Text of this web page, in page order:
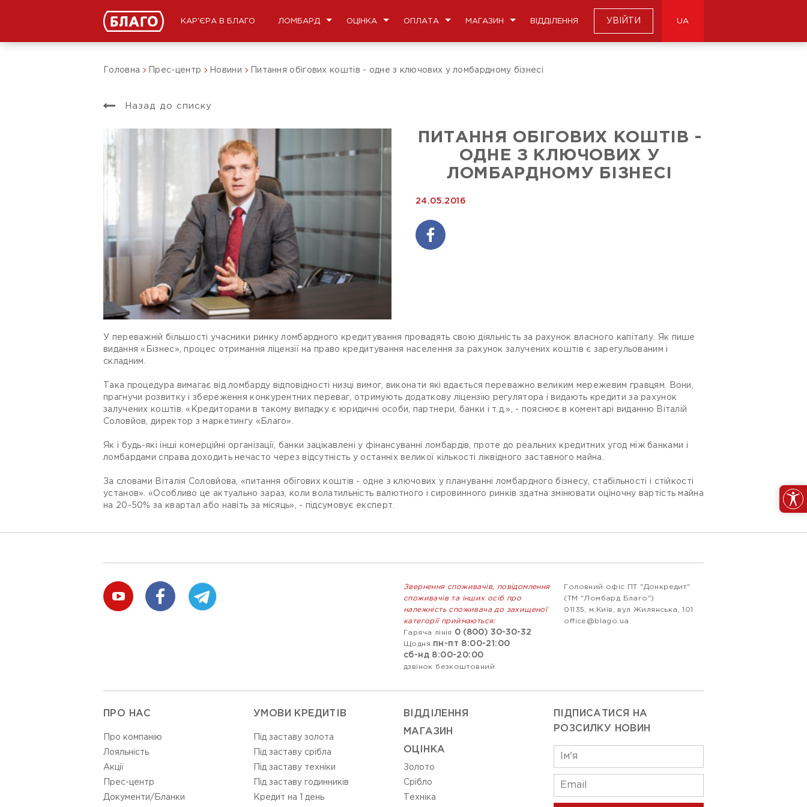
КАР'ЄРА В БЛАГО ЛОМБАРД ОЦІНКА ОПЛАТА МАГАЗИН ВІДДІЛЕННЯ УВІЙТИ UA
Головна Прес-центр Новини Питання обігових коштів - одне з ключових у ломбардному бізнесі
Назад до списку
ПИТАННЯ ОБІГОВИХ КОШТІВ -
ОДНЕ З КЛЮЧОВИХ У
ЛОМБАРДНОМУ БІЗНЕСІ
24.05.2016
У переважній більшості учасники ринку ломбардного кредитування провадять свою діяльність за рахунок власного капіталу. Як пише
видання «Бізнес», процес отримання ліцензії на право кредитування населення за рахунок залучених коштів є зарегульованим і
складним.
Така процедура вимагає від ломбарду відповідності низці вимог, виконати які вдається переважно великим мережевим гравцям. Вони,
прагнучи розвитку і збереження конкурентних переваг, отримують додаткову ліцензію регулятора і видають кредити за рахунок
залучених коштів. «Кредиторами в такому випадку є юридичні особи, партнери, банки і т.д.», - пояснює в коментарі виданню Віталій
Соловйов, директор з маркетингу «Благо».
Як і будь-які інші комерційні організації, банки зацікавлені у фінансуванні ломбардів, проте до реальних кредитних угод між банками і
ломбардами справа доходить нечасто через відсутність у останніх великої кількості ліквідного заставного майна.
За словами Віталія Соловйова, «питання обігових коштів - одне з ключових у плануванні ломбардного бізнесу, стабільності і стійкості
установ». «Особливо це актуально зараз, коли волатильність валютного і сировинного ринків здатна змінювати оціночну вартість майна
на 20-50% за квартал або навіть за місяць», - підсумовує експерт.
Звернення споживачів, повідомлення
споживачів та інших осіб про
належність споживача до захищеної
категорії приймаються:
Гаряча лінія
0 (800) 30-30-32
Щодня пн-пт 8:00-21:00
сб-нд 8:00-20:00
дзвінок безкоштовний
Головний офіс ПТ "Донкредит"
(ТМ "Ломбард Благо")
01135, м.Київ, вул Жилянська, 101
office@blago.ua
ПРО НАС
Про компанію
Лояльність
Акції
Прес-центр
Документи/Бланки
УМОВИ КРЕДИТІВ
Під заставу золота
Під заставу срібла
Під заставу техніки
Під заставу годинників
Кредит на 1 день
ВIДДIЛЕННЯ
МАГАЗИН
ОЦIНКА
Золото
Срiбло
Технiка
ПІДПИСАТИСЯ НА
РОЗСИЛКУ НОВИН